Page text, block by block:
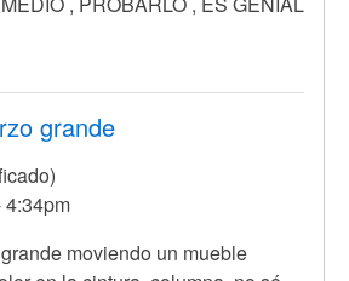
grande
4:34pm
moviendo un mueble